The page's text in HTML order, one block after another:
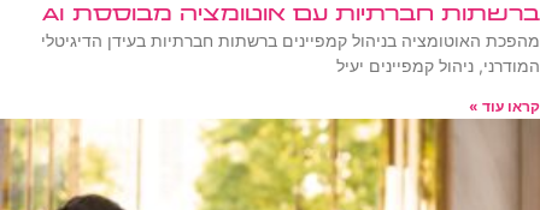
ברשתות חברתיות עם אוטומציה מבוססת AI
מהפכת האוטומציה בניהול קמפיינים ברשתות חברתיות בעידן הדיגיטלי
המודרני, ניהול קמפיינים יעיל
קראו עוד »